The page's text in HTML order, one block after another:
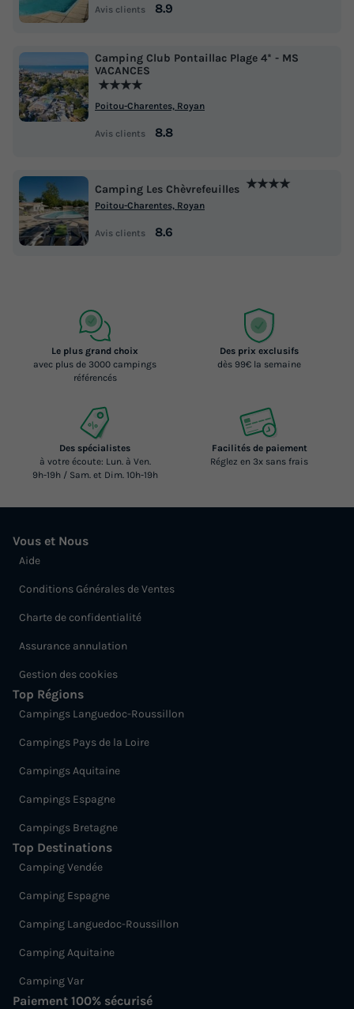
Avis clients 8.9
Camping Club Pontaillac Plage 4* - MS
VACANCES
★★★★
Poitou-Charentes, Royan
Avis clients 8.8
Camping Les Chèvrefeuilles ★★★★
Poitou-Charentes, Royan
Avis clients 8.6
Le plus grand choix
avec plus de 3000 campings
référencés
Des prix exclusifs
dès 99€ la semaine
Des spécialistes
à votre écoute: Lun. à Ven.
9h-19h / Sam. et Dim. 10h-19h
Facilités de paiement
Réglez en 3x sans frais
Vous et Nous
Aide
Conditions Générales de Ventes
Charte de confidentialité
Assurance annulation
Gestion des cookies
Top Régions
Campings Languedoc-Roussillon
Campings Pays de la Loire
Campings Aquitaine
Campings Espagne
Campings Bretagne
Top Destinations
Camping Vendée
Camping Espagne
Camping Languedoc-Roussillon
Camping Aquitaine
Camping Var
Paiement 100% sécurisé